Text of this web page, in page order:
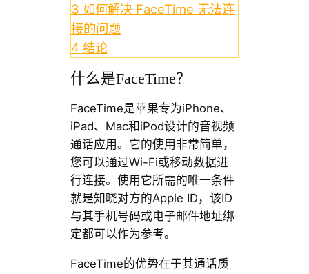
3 如何解决 FaceTime 无法连
接的问题
4 结论
什么是FaceTime？
FaceTime是苹果专为iPhone、
iPad、Mac和iPod设计的音视频
通话应用。它的使用非常简单，
您可以通过Wi-Fi或移动数据进
行连接。使用它所需的唯一条件
就是知晓对方的Apple ID，该ID
与其手机号码或电子邮件地址绑
定都可以作为参考。
FaceTime的优势在于其通话质